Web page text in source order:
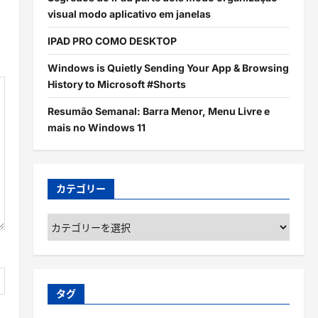
visual modo aplicativo em janelas
IPAD PRO COMO DESKTOP
Windows is Quietly Sending Your App & Browsing
History to Microsoft #Shorts
Resumão Semanal: Barra Menor, Menu Livre e
mais no Windows 11
カテゴリー
カ
テ
ゴ
ー
タグ